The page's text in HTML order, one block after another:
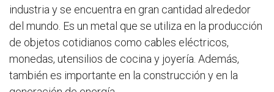
industria y se encuentra en gran cantidad alrededor
del mundo. Es un metal que se utiliza en la producción
de objetos cotidianos como cables eléctricos,
monedas, utensilios de cocina y joyería. Además,
también es importante en la construcción y en la